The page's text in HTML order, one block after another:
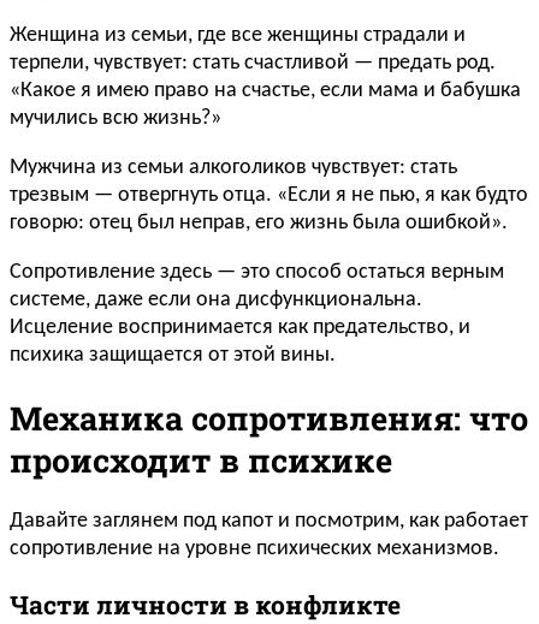
Женщина из семьи, где все женщины страдали и
терпели, чувствует: стать счастливой — предать род.
«Какое я имею право на счастье, если мама и бабушка
мучились всю жизнь?»
Мужчина из семьи алкоголиков чувствует: стать
трезвым — отвергнуть отца. «Если я не пью, я как будто
говорю: отец был неправ, его жизнь была ошибкой».
Сопротивление здесь — это способ остаться верным
системе, даже если она дисфункциональна.
Исцеление воспринимается как предательство, и
психика защищается от этой вины.
Механика сопротивления: что
происходит в психике
Давайте заглянем под капот и посмотрим, как работает
сопротивление на уровне психических механизмов.
Части личности в конфликте